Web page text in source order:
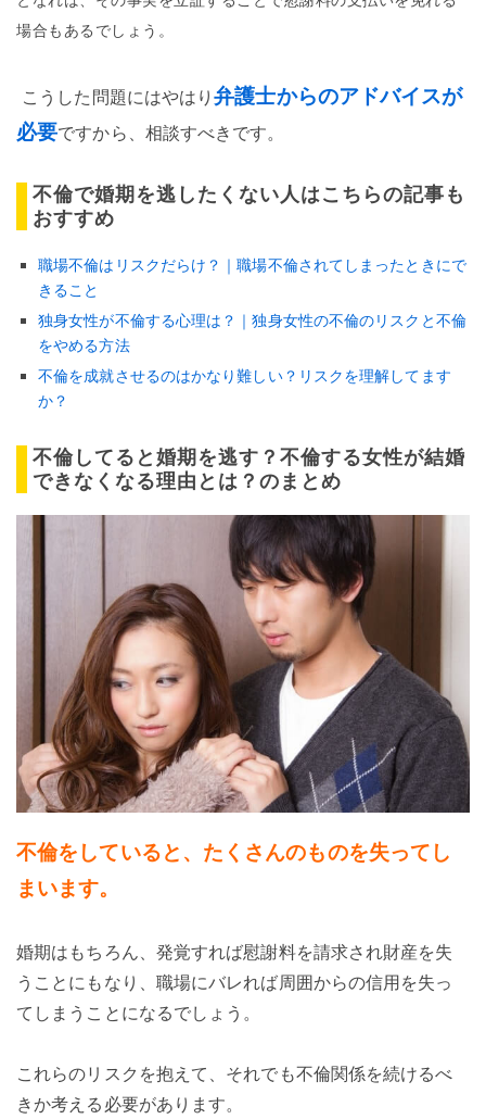
場合もあるでしょう。
こうした問題にはやはり弁護士からのアドバイスが
必要ですから、相談すべきです。
不倫で婚期を逃したくない人はこちらの記事も
おすすめ
職場不倫はリスクだらけ？｜職場不倫されてしまったときにで
きること
独身女性が不倫する心理は？｜独身女性の不倫のリスクと不倫
をやめる方法
不倫を成就させるのはかなり難しい？リスクを理解してます
か？
不倫してると婚期を逃す？不倫する女性が結婚
できなくなる理由とは？のまとめ
不倫をしていると、たくさんのものを失ってし
まいます。
婚期はもちろん、発覚すれば慰謝料を請求され財産を失
うことにもなり、職場にバレれば周囲からの信用を失っ
てしまうことになるでしょう。
これらのリスクを抱えて、それでも不倫関係を続けるべ
きか考える必要があります。